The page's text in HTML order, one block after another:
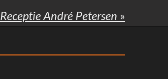
Receptie André Petersen »